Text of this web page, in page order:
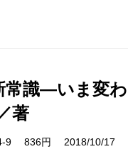
常識―いま変
著
9 836円 2018/10/17